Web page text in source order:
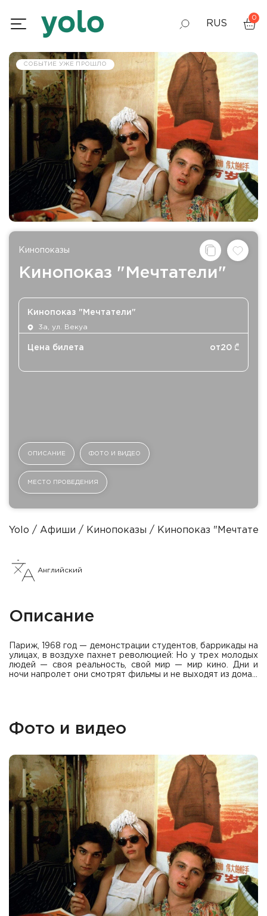
RUS
GEO
ENG
0
СОБЫТИЕ УЖЕ ПРОШЛО
Кинопоказы
Кинопоказ "Мечтатели"
Кинопоказ "Мечтатели"
3а, ул. Векуа
Цена билета от20 ₾
ОПИСАНИЕ ФОТО И ВИДЕО
МЕСТО ПРОВЕДЕНИЯ
Yolo Афиши Кинопоказы Кинопоказ
Английский
Описание
Париж, 1968 год — демонстрации студентов, баррикады на
улицах, в воздухе пахнет революцией: Но у трех молодых
людей — своя реальность, свой мир — мир кино. Дни и
ночи напролет они смотрят фильмы и не выходят из дома…
Фото и видео